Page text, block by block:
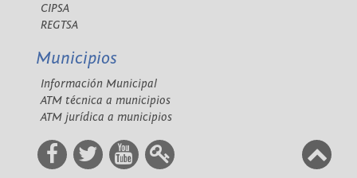
CIPSA
REGTSA
Municipios
Información Municipal
ATM técnica a municipios
ATM jurídica a municipios